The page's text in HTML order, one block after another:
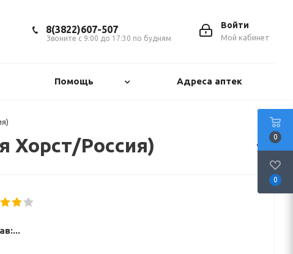
Войти
Мой кабинет
8(3822)607-507
Звоните с 9:00 до 17:30 по будням
Помощь Адреса аптек
Хорст/Россия) 0
0